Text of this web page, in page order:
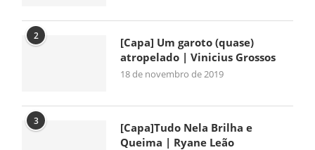
2
[Capa] Um garoto (quase)
atropelado | Vinicius Grossos
18 de novembro de 2019
3
[Capa]Tudo Nela Brilha e
Queima | Ryane Leão